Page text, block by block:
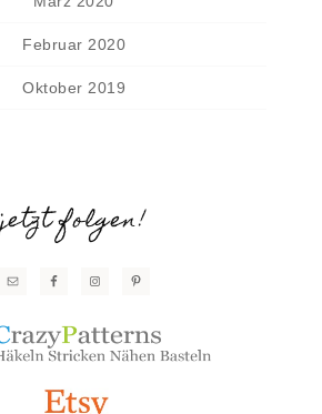
Februar 2020
Oktober 2019
jetzt folgen!